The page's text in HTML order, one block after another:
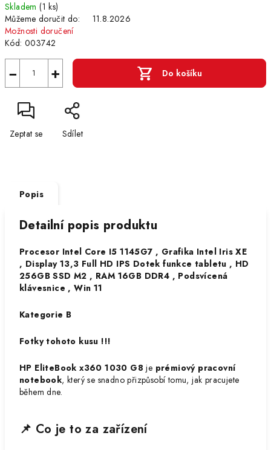
cena:
Skladem(1 ks)
Můžeme doručit do:
11.8.2026
Možnosti doručení
Kód: 003742
+
− Do košíku
Zeptat se Sdílet
Popis
Detailní popis produktu
Procesor Intel Core I5 1145G7 , Grafika Intel Iris XE
, Display 13,3 Full HD IPS Dotek funkce tabletu , HD
256GB SSD M2 , RAM 16GB DDR4 , Podsvícená
klávesnice , Win 11
Kategorie B
Fotky tohoto kusu !!!
HP EliteBook x360 1030 G8 je prémiový pracovní
notebook, který se snadno přizpůsobí tomu, jak pracujete
během dne.
📌 Co je to za zařízení